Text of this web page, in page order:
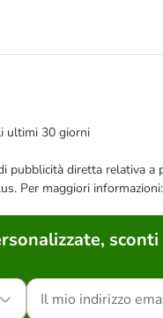
ultimi 30 giorni
diretta relativa
Per maggiori informazioni:
sconti